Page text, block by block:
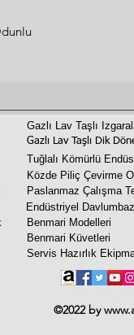
için 900 Derece
Bir Makinedir
Özel Sarım Üretimdir
Gazlı Lav Taşlı
Gazlı Lav Taşlı Dik
Tuğlalı Kömürlü
Közde Piliç Çevirme
Paslanmaz Çalışma
Endüstriyel
Benmari Modelleri
Benmari Küvetleri
Servis Hazırlık
©2022 by